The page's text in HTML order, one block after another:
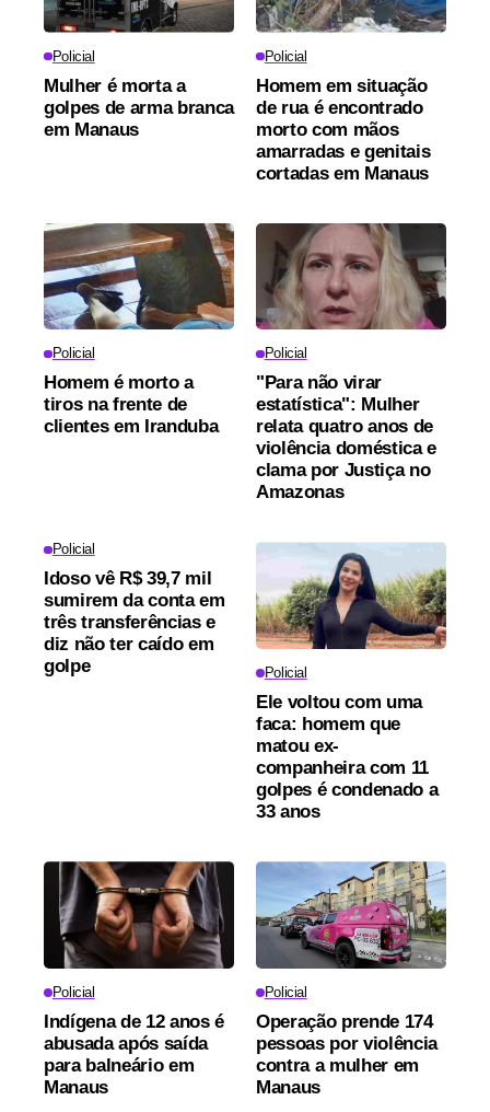
Policial
Mulher é morta a
golpes de arma branca
em Manaus
Policial
Homem em situação
de rua é encontrado
morto com mãos
amarradas e genitais
cortadas em Manaus
Policial
Homem é morto a
tiros na frente de
clientes em Iranduba
Policial
"Para não virar
estatística": Mulher
relata quatro anos de
violência doméstica e
clama por Justiça no
Amazonas
Policial
Idoso vê R$ 39,7 mil
sumirem da conta em
três transferências e
diz não ter caído em
golpe
Policial
Ele voltou com uma
faca: homem que
matou ex-
companheira com 11
golpes é condenado a
33 anos
Policial
Indígena de 12 anos é
abusada após saída
para balneário em
Manaus
Policial
Operação prende 174
pessoas por violência
contra a mulher em
Manaus